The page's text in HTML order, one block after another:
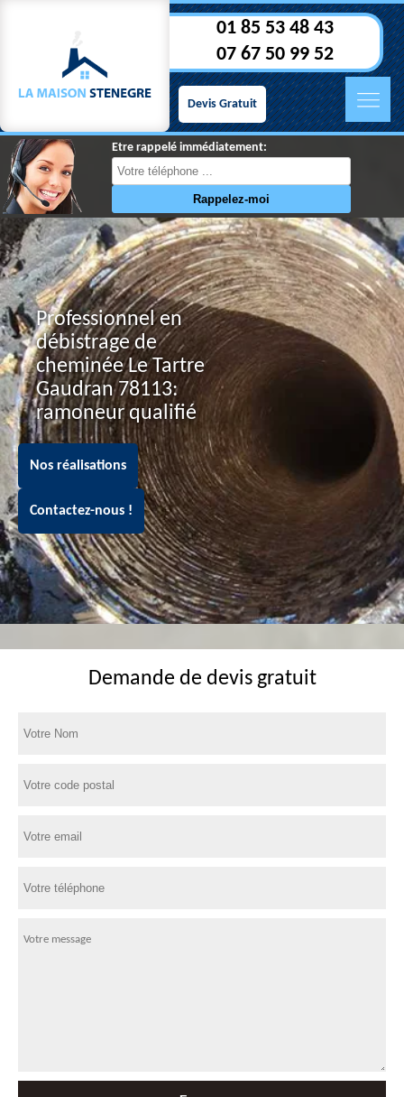
01 85 53 48 43
07 67 50 99 52
Devis Gratuit
Etre rappelé immédiatement:
Professionnel en
débistrage de
cheminée Le Tartre
Gaudran 78113:
ramoneur qualifié
Nos réalisations
Contactez-nous !
Demande de devis gratuit